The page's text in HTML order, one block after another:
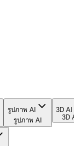
รูปภาพ AI
รูปภาพ AI
3D AI
3D